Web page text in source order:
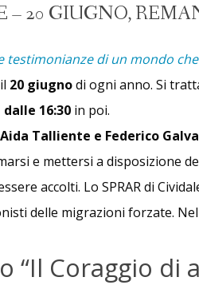
– 20 GIUGNO,
testimonianze di un mondo
20 giugnodi ogni anno. Si
16:30 in poi.
Talliente e Federico
e mettersi a disposizione
accolti. Lo SPRAR di
delle migrazioni forzate.
“Il Coraggio di